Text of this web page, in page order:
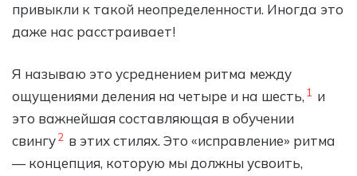
привыкли к такой неопределенности. Иногда это
даже нас расстраивает!
Я называю это усреднением ритма между
ощущениями деления на четыре и на шесть, 1
и
это важнейшая составляющая в обучении
свингу2 в этих стилях. Это «исправление» ритма
— концепция, которую мы должны усвоить,